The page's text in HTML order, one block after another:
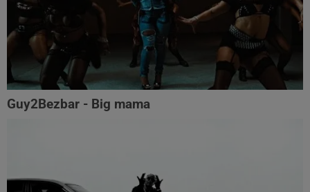
Guy2Bezbar - Big mama